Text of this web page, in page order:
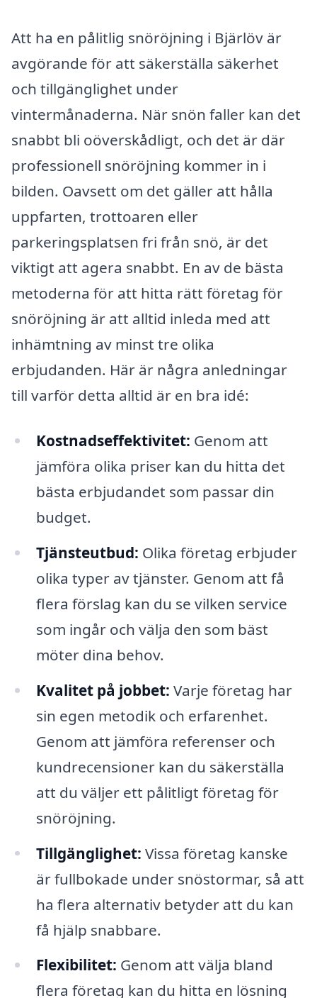
Att ha en pålitlig snöröjning i Bjärlöv är
avgörande för att säkerställa säkerhet
och tillgänglighet under
vintermånaderna. När snön faller kan det
snabbt bli oöverskådligt, och det är där
professionell snöröjning kommer in i
bilden. Oavsett om det gäller att hålla
uppfarten, trottoaren eller
parkeringsplatsen fri från snö, är det
viktigt att agera snabbt. En av de bästa
metoderna för att hitta rätt företag för
snöröjning är att alltid inleda med att
inhämtning av minst tre olika
erbjudanden. Här är några anledningar
till varför detta alltid är en bra idé:
Kostnadseffektivitet: Genom att
jämföra olika priser kan du hitta det
bästa erbjudandet som passar din
budget.
Tjänsteutbud: Olika företag erbjuder
olika typer av tjänster. Genom att få
flera förslag kan du se vilken service
som ingår och välja den som bäst
möter dina behov.
Kvalitet på jobbet: Varje företag har
sin egen metodik och erfarenhet.
Genom att jämföra referenser och
kundrecensioner kan du säkerställa
att du väljer ett pålitligt företag för
snöröjning.
Tillgänglighet: Vissa företag kanske
är fullbokade under snöstormar, så att
ha flera alternativ betyder att du kan
få hjälp snabbare.
Flexibilitet: Genom att välja bland
flera företag kan du hitta en lösning